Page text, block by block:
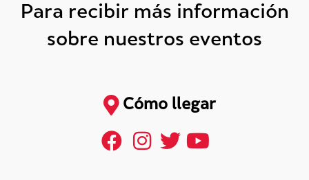
Para recibir más información
sobre nuestros eventos
Cómo llegar